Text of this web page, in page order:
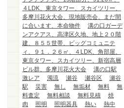
４LDK、東京タワー、スカイツリー、
多摩川花火大会、現地販売会、まだ間
に合います、本命物件
溝の口ガーデ
ンアクアス、高津区久地、地上２０階
建、８５５世帯、ビッグコミュニテ
ィ、９１．２６㎡、４LDK、角部屋、
東京タワー、スカイツリー、新宿高層
ビル群、多摩川花火大会
溝の口駅
激レア
濁流 瀬谷 瀬谷区
瀬谷
駅
災害 無し 無垢材 無料
無
料査定
無料相談 無料見積
焼
肉
照明 照明器具 熱い
熱中